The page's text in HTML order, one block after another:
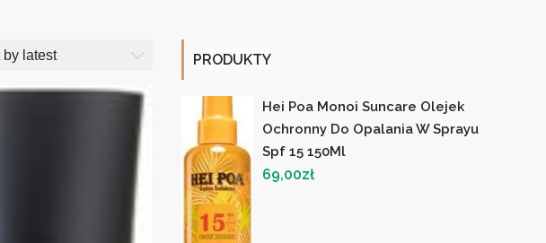
PRODUKTY
Hei Poa Monoi Suncare Olejek
Ochronny Do Opalania W Sprayu
Spf 15 150Ml
69,00zł